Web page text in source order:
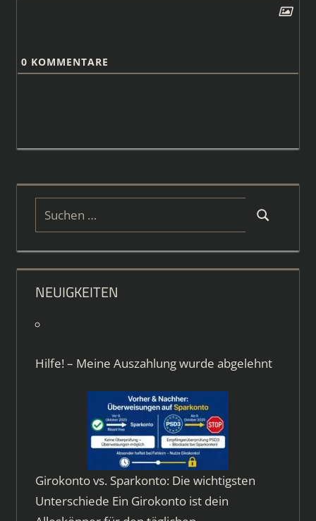
0 KOMMENTARE
Suchen
nach:
Suchen
NEUIGKEITEN
Hilfe! – Meine Auszahlung wurde abgelehnt
Girokonto vs. Sparkonto: Die wichtigsten
Unterschiede Ein Girokonto ist dein